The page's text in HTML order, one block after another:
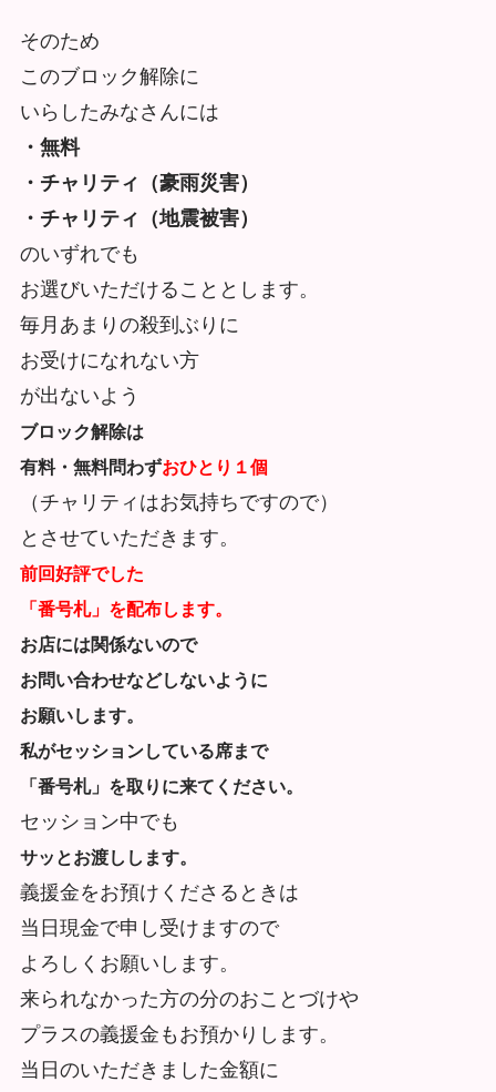
そのため
このブロック解除に
いらしたみなさんには
・無料
・チャリティ（豪雨災害）
・チャリティ（地震被害）
のいずれでも
お選びいただけることとします。
毎月あまりの殺到ぶりに
お受けになれない方
が出ないよう
ブロック解除は
有料・無料問わずおひとり１個
（チャリティはお気持ちですので）
とさせていただきます。
前回好評でした
「番号札」を配布します。
お店には関係ないので
お問い合わせなどしないように
お願いします。
私がセッションしている席まで
「番号札」を取りに来てください。
セッション中でも
サッとお渡しします。
義援金をお預けくださるときは
当日現金で申し受けますので
よろしくお願いします。
来られなかった方の分のおことづけや
プラスの義援金もお預かりします。
当日のいただきました金額に